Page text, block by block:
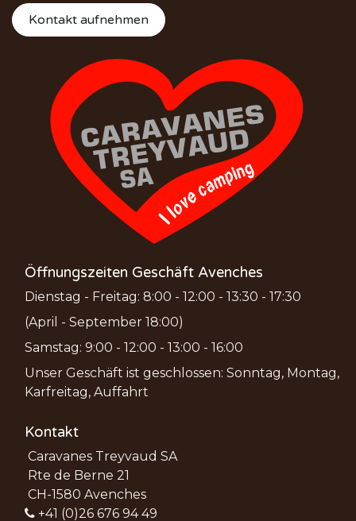
Kontakt aufnehmen
Öffnungszeiten Geschäft Avenches
Dienstag - Freitag: 8:00 - 12:00 - 13:30 - 17:30
(April - September 18:00)
Samstag: 9:00 - 12:00 - 13:00 - 16:00
Unser Geschäft ist geschlossen: Sonntag, Montag,
Karfreitag, Auffahrt
Kontakt
Caravanes Treyvaud SA
Rte de Berne 21
CH-1580 Avenches
+41 (0)26 676 94 49